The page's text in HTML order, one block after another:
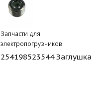
Запчасти для
электропогрузчиков
254198523544 Заглушка